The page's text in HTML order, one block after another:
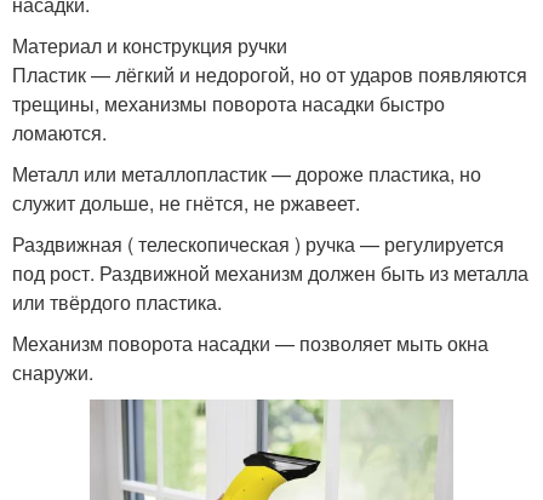
Материал и конструкция ручки
Пластик — лёгкий и недорогой, но от ударов появляются
трещины, механизмы поворота насадки быстро
ломаются.
Металл или металлопластик — дороже пластика, но
служит дольше, не гнётся, не ржавеет.
Раздвижная ( телескопическая ) ручка — регулируется
под рост. Раздвижной механизм должен быть из металла
или твёрдого пластика.
Механизм поворота насадки — позволяет мыть окна
снаружи.